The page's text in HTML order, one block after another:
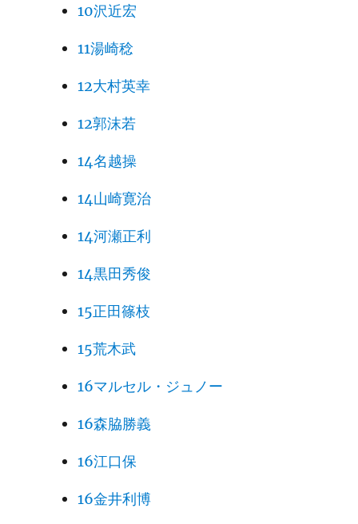
10沢近宏
11湯崎稔
12大村英幸
12郭沫若
14名越操
14山崎寛治
14河瀬正利
14黒田秀俊
15正田篠枝
15荒木武
16マルセル・ジュノー
16森脇勝義
16江口保
16金井利博